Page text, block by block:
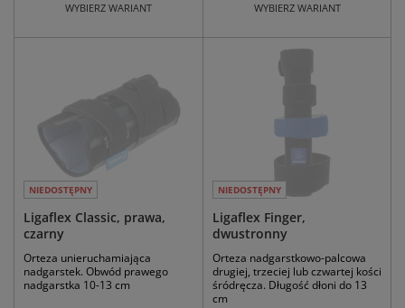
WYBIERZ WARIANT WYBIERZ WARIANT
NIEDOSTĘPNY
Ligaflex Classic, prawa,
czarny
Orteza unieruchamiająca
nadgarstek. Obwód prawego
nadgarstka 10-13 cm
NIEDOSTĘPNY
Ligaflex Finger,
dwustronny
Orteza nadgarstkowo-palcowa
drugiej, trzeciej lub czwartej kości
śródręcza. Długość dłoni do 13
cm